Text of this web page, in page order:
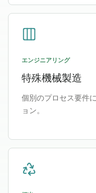
エンジニアリング
特殊機械製造
個別のプロセス要件
ョン。